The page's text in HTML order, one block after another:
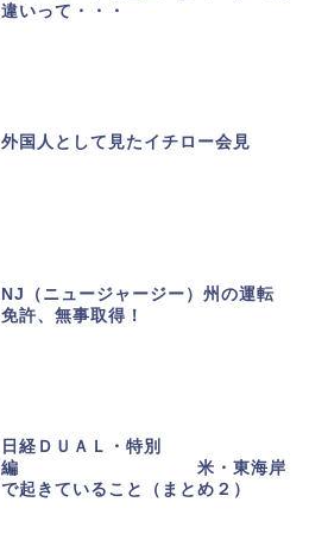
違いって・・・
外国人として見たイチロー会見
NJ（ニュージャージー）州の運転
免許、無事取得！
日経ＤＵＡＬ・特別
編 米・東海岸
で起きていること（まとめ２）